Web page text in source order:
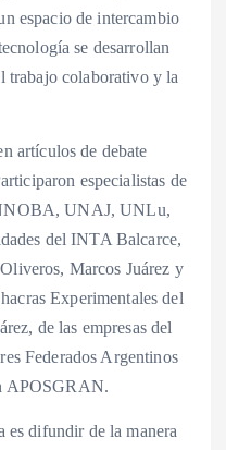
espacio de intercambio
se desarrollan
trabajo colaborativo y la
artículos de debate
especialistas de
UNAJ, UNLu,
del INTA Balcarce,
Marcos Juárez y
Experimentales del
de las empresas del
Federados Argentinos
APOSGRAN.
difundir de la manera